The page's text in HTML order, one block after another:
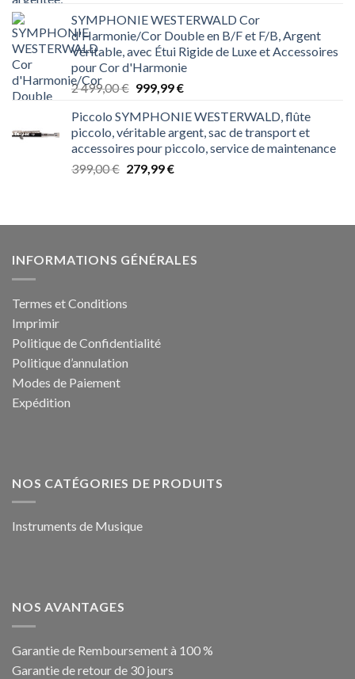
initial
était :
699,00 €.
actuel
est :
229,99 €.
SYMPHONIE WESTERWALD Cor
d'Harmonie/Cor Double en B/F et F/B, Argent
Véritable, avec Étui Rigide de Luxe et Accessoires
pour Cor d'Harmonie
2 499,00€ Le
initial
était :
2 499,00 €.
999,99€Le
actuel
est :
999,99 €.
Piccolo SYMPHONIE WESTERWALD, flûte
piccolo, véritable argent, sac de transport et
accessoires pour piccolo, service de maintenance
399,00€ Le
279,99€Le
INFORMATIONS GÉNÉRALES
Termes et Conditions
Imprimir
Politique de Confidentialité
Politique d’annulation
Modes de Paiement
Expédition
NOS CATÉGORIES DE PRODUITS
Instruments de Musique
NOS AVANTAGES
Garantie de Remboursement à 100 %
Garantie de retour de 30 jours